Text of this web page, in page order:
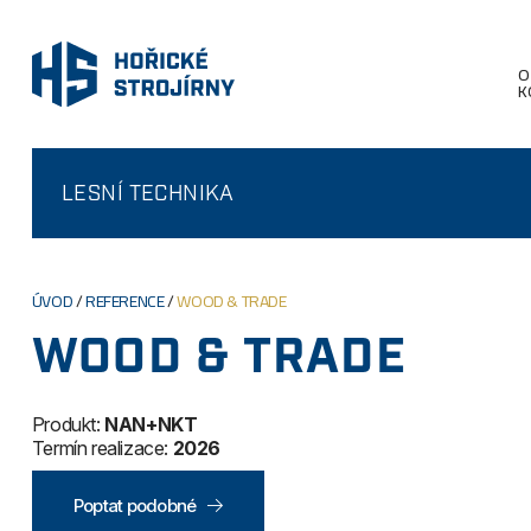
LESNÍ TECHNIKA
ÚVOD/REFERENCE/WOOD & TRADE
WOOD & TRADE
Produkt: NAN+NKT
Termín realizace: 2026
Poptat podobné